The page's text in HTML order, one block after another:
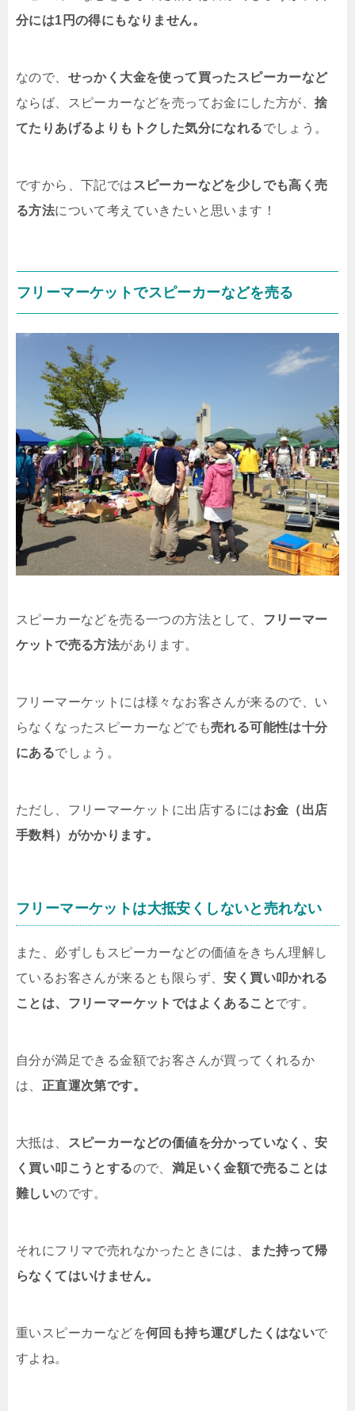
分には1円の得にもなりません。
なので、 せっかく大金を使って買ったスピーカーなど
ならば、スピーカーなどを売ってお金にした方が、捨
てたりあげるよりもトクした気分になれるでしょう。
ですから、下記では スピーカーなどを少しでも高く売
る方法について考えていきたいと思います！
フリーマーケットでスピーカーなどを売る
スピーカーなどを売る一つの方法として、 フリーマー
ケットで売る方法があります。
フリーマーケットには様々なお客さんが来るので、い
らなくなったスピーカーなどでも売れる可能性は十分
にあるでしょう。
ただし、フリーマーケットに出店するにはお金（出店
手数料）がかかります。
フリーマーケットは大抵安くしないと売れない
また、必ずしもスピーカーなどの価値をきちん理解し
ているお客さんが来るとも限らず、安く買い叩かれる
ことは、フリーマーケットではよくあることです。
自分が満足できる金額でお客さんが買ってくれるか
は、 正直運次第です。
大抵は、
スピーカーなどの価値を分かっていなく、安
く買い叩こうとするので、 満足いく金額で売ることは
難しいのです。
それにフリマで売れなかったときには、
また持って帰
らなくてはいけません。
重いスピーカーなどを何回も持ち運びしたくはないで
すよね。